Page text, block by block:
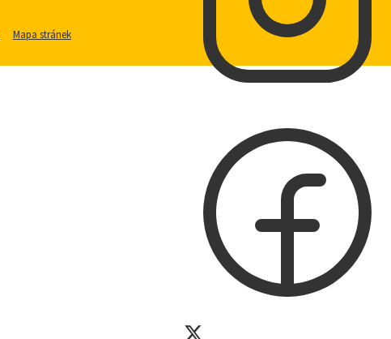
Mapa stránek